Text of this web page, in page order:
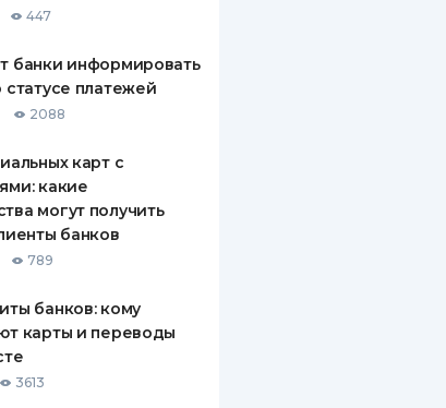
ПОЛИСЫ
447
банки информировать
статусе платежей
2088
карт с
какие
могут получить
банков
789
банков: кому
карты и переводы
3613